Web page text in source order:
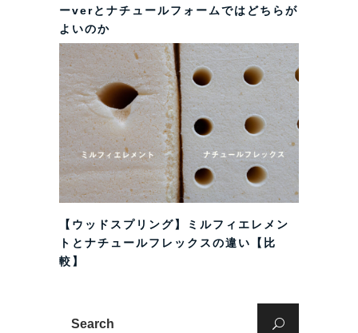
ーverとナチュールフォームではどちらが
よいのか
【ウッドスプリング】ミルフィエレメン
トとナチュールフレックスの違い【比
較】